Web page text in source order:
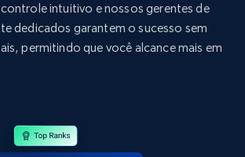
US - Gather data on products
keywords
intuitivo e nossos gerentes de
dedicados garantem o sucesso sem
permitindo que você alcance mais em